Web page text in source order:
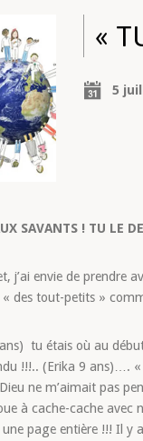
«
5
SAVANTS ! TU LE
j’ai envie de
des tout-petits »
tu étais où au
!!!.. (Erika 9 ans)…. «
ne m’aimait pas
à cache-cache avec
page entière !!! Il y